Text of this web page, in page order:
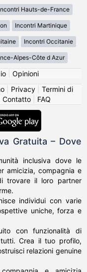
Hauts-de-France
Incontri Martinique
Incontri Occitanie
Alpes-Côte d Azur
| Opinioni
| Privacy| Termini di
Contatto| FAQ
Gratuita – Dove
inclusiva dove le
amicizia, compagnia e
trovare il loro partner
individui con varie
uniche, forza e
con funzionalità di
Crea il tuo profilo,
relazioni genuine